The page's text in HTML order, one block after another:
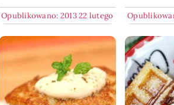
Opublikowano: 2013 22 lutego